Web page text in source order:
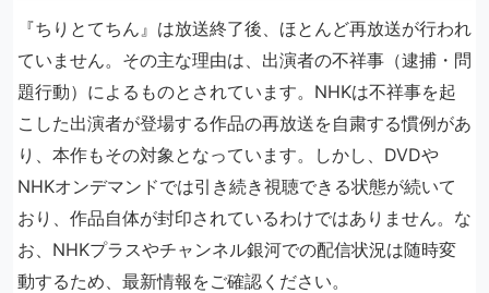
『ちりとてちん』は放送終了後、ほとんど再放送が行われ
ていません。その主な理由は、出演者の不祥事（逮捕・問
題行動）によるものとされています。NHKは不祥事を起
こした出演者が登場する作品の再放送を自粛する慣例があ
り、本作もその対象となっています。しかし、DVDや
NHKオンデマンドでは引き続き視聴できる状態が続いて
おり、作品自体が封印されているわけではありません。な
お、NHKプラスやチャンネル銀河での配信状況は随時変
動するため、最新情報をご確認ください。